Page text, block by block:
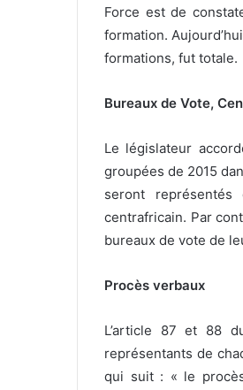
Force est de
formation.
formations, fut totale.
Bureaux de Vote,
Le législateur
groupées de 2015
seront
centrafricain. Par
bureaux de vote de
Procès verbaux
L’article 87 et 88
représentants de
qui suit : « le